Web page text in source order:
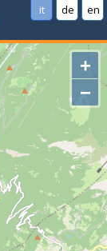
it de en
+
−